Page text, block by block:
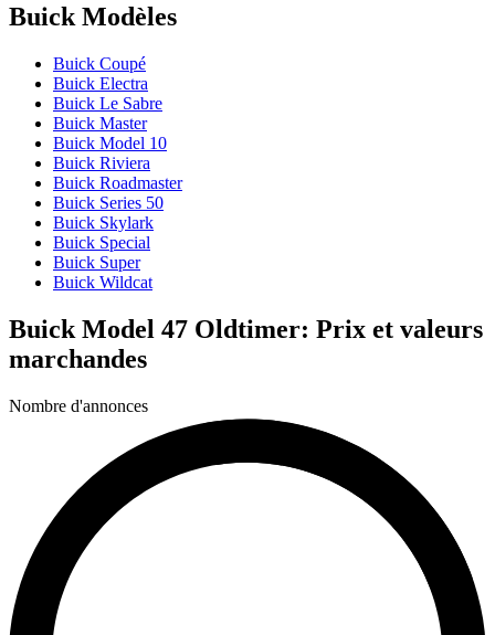
Buick Modèles
Buick Coupé
Buick Electra
Buick Le Sabre
Buick Master
Buick Model 10
Buick Riviera
Buick Roadmaster
Buick Series 50
Buick Skylark
Buick Special
Buick Super
Buick Wildcat
Buick Model 47 Oldtimer: Prix et valeurs
marchandes
Nombre d'annonces